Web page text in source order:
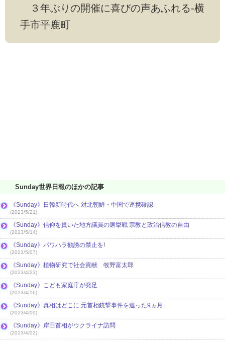
３年ぶりの開催に喜びの声あふれる-横
手市平鹿町
Sunday世界日報のほかの記事
《Sunday》日韓新時代へ 対北朝鮮・中国で連携確認
(2023/5/21)
《Sunday》信仰を貫いた地方議員の選挙戦 宗教と政治信教の自由
(2023/5/14)
《Sunday》パワハラ勧誘の禁止を!
(2023/5/07)
《Sunday》植物研究で社会貢献 牧野富太郎
(2023/4/23)
《Sunday》こども家庭庁が発足
(2023/4/16)
《Sunday》真相はどこに 元首相銃撃事件を追った9ヵ月
(2023/4/09)
《Sunday》岸田首相がウクライナ訪問
(2023/4/02)